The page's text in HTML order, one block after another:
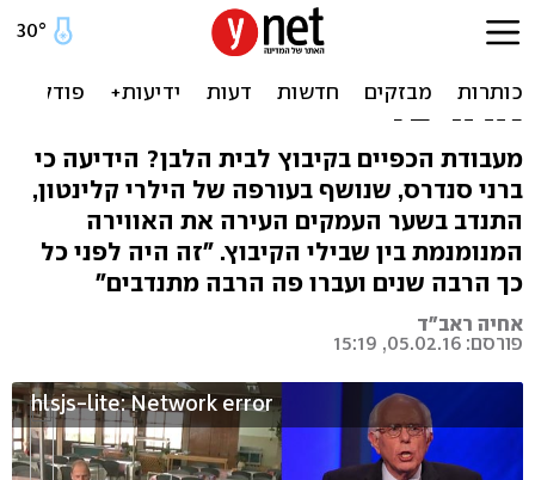
תעלומה בקיבוץ: מי זוכר את
המתנדב שעשוי להיות נשיא
ארה"ב?
מעבודת הכפיים בקיבוץ לבית הלבן? הידיעה כי
ברני סנדרס, שנושף בעורפה של הילרי קלינטון,
התנדב בשער העמקים העירה את האווירה
המנומנמת בין שבילי הקיבוץ. "זה היה לפני כל
כך הרבה שנים ועברו פה הרבה מתנדבים"
אחיה ראב"ד
פורסם: 05.02.16, 15:19
hlsjs-lite: Network error